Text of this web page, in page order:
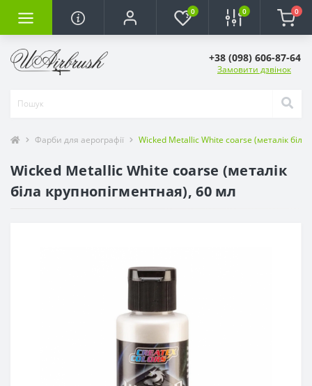
0 0 0
+38 (098) 606-87-64
Замовити дзвінок
Фарби для аерографії Wicked Metallic White coarse (металік
Wicked Metallic White coarse (металік
біла крупнопігментная), 60 мл